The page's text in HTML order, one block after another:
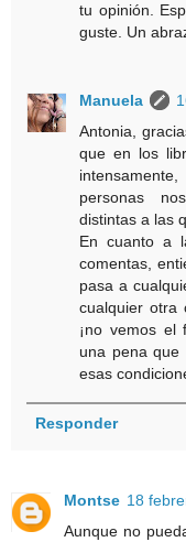
tu opinión.
guste. Un
Manuela
Antonia,
que en los
personas
distintas a las
En cuanto a
comentas,
pasa a
cualquier otra
¡no vemos el
una pena que
esas
Responder
Montse 18
Aunque no